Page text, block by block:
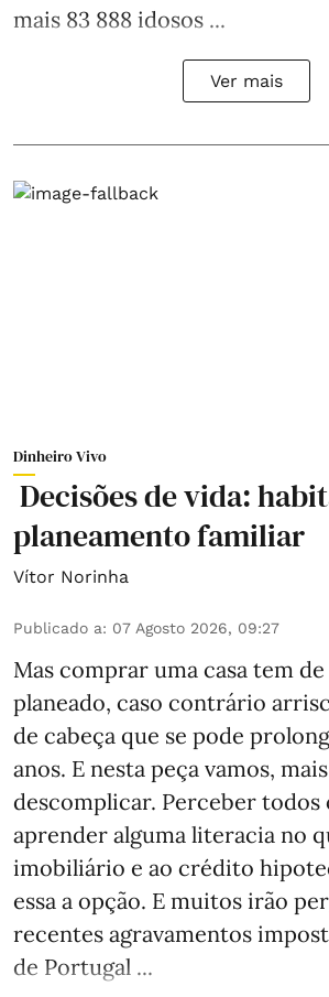
mais 83 888 idosos ...
Ver mais
Dinheiro Vivo
Decisões de vida:
planeamento familiar
Vítor Norinha
Publicado a: 07 Agosto 2026, 09:27
Mas comprar uma casa tem
planeado, caso contrário
de cabeça que se pode
anos. E nesta peça vamos,
descomplicar. Perceber todos
aprender alguma literacia no
imobiliário e ao crédito
essa a opção. E muitos irão
recentes agravamentos
de Portugal ...